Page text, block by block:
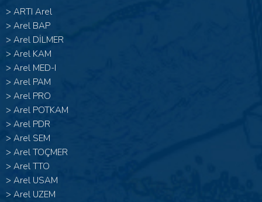
> ARTI Arel
> Arel BAP
> Arel DİLMER
> Arel KAM
> Arel MED-I
> Arel PAM
> Arel PRO
> Arel POTKAM
> Arel PDR
> Arel SEM
> Arel TOÇMER
> Arel TTO
> Arel USAM
> Arel UZEM